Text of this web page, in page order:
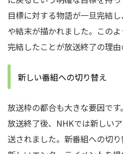
目標に対する物語が一旦完結
や結末が描かれました。 この
完結したことが放送終了の理由
新しい番組への切り替え
放送枠の都合も大きな要因で
放送終了後、NHKでは新しい
送されました。 新番組への切